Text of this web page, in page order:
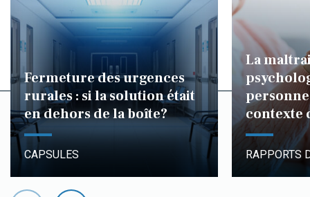
Fermeture des urgences
rurales : si la solution était
en dehors de la boîte?
CAPSULES
La
contexte
RAPPORTS